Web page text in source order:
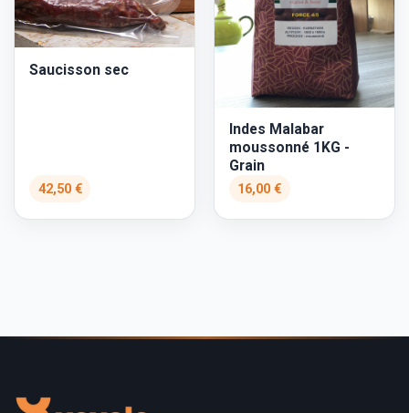
Saucisson sec
42,50 €
Indes Malabar
moussonné 1KG -
Grain
16,00 €